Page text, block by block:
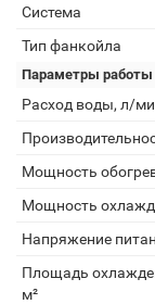
Система
Тип фанкойла
Параметры работы
Расход воды, л/
Мощность
Мощность
Напряжение
Площадь
м²